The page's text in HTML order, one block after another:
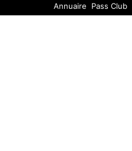
Annuaire
Pass Club